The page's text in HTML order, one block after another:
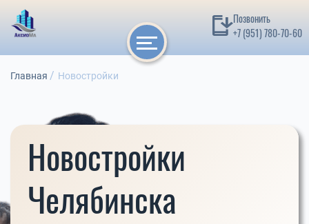
Позвонить
+7 (951) 780-70-60
Главная Новостройки
Новостройки
Челябинска